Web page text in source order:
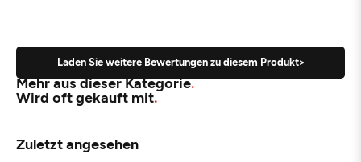
Laden Sie weitere Bewertungen zu diesem Produkt>
Mehr aus dieser Kategorie
Wird oft gekauft mit
Zuletzt angesehen